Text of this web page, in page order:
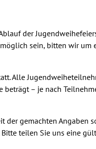
der
sein, bitten wir um
Alle
beträgt – je nach
gemachten Angaben
teilen Sie uns eine